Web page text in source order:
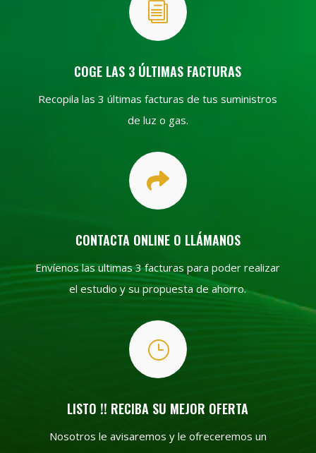
i
COGE LAS 3 ÚLTIMAS FACTURAS
Recopila las 3 últimas facturas de tus suministros
de luz o gas.

CONTACTA ONLINE O LLÁMANOS
Envíenos las ultimas 3 facturas para poder realizar
el estudio y su propuesta de ahorro.
}
LISTO !! RECIBA SU MEJOR OFERTA
Nosotros le avisaremos y le ofreceremos un